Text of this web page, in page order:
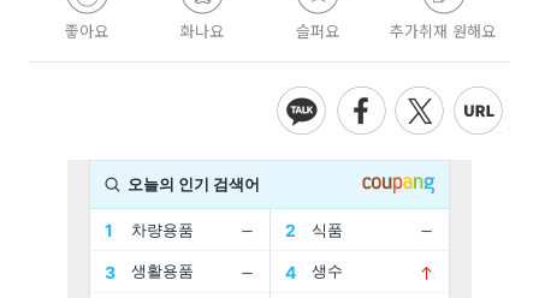
좋아요 화나요 슬퍼요 추가취재 원해요